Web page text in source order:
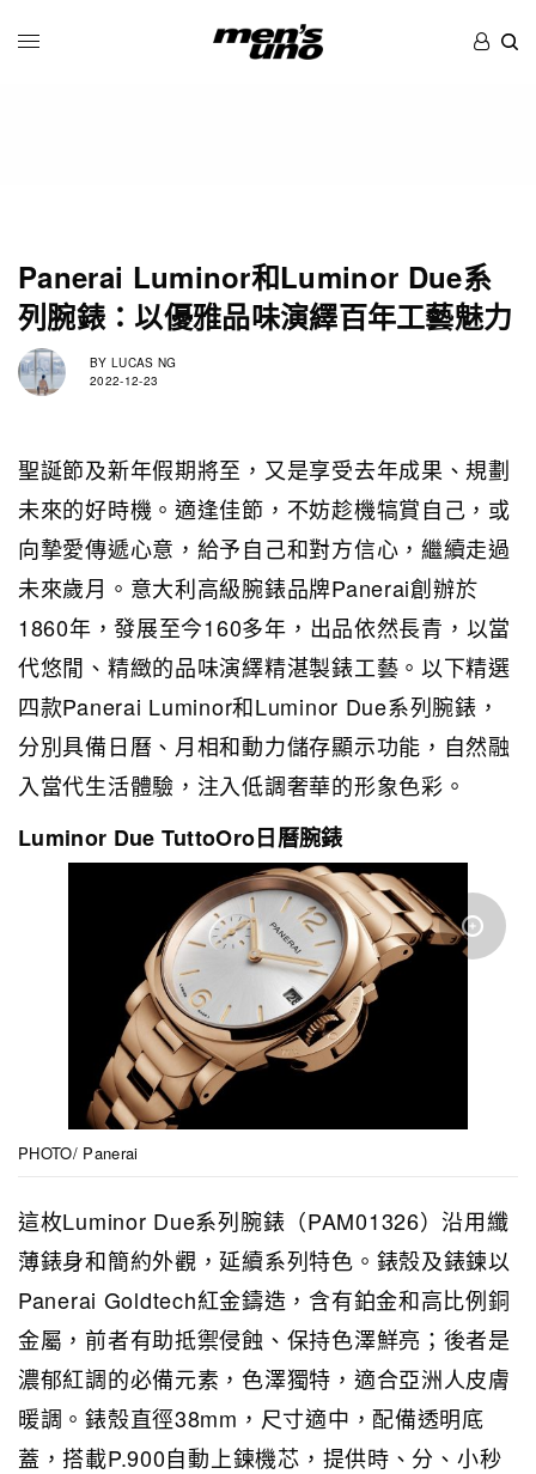
Panerai Luminor和Luminor Due系
列腕錶：以優雅品味演繹百年工藝魅力
BY LUCAS NG
2022-12-23
聖誕節及新年假期將至，又是享受去年成果、規劃
未來的好時機。適逢佳節，不妨趁機犒賞自己，或
向摯愛傳遞心意，給予自己和對方信心，繼續走過
未來歲月。意大利高級腕錶品牌Panerai創辦於
1860年，發展至今160多年，出品依然長青，以當
代悠閒、精緻的品味演繹精湛製錶工藝。以下精選
四款Panerai Luminor和Luminor Due系列腕錶，
分別具備日曆、月相和動力儲存顯示功能，自然融
入當代生活體驗，注入低調奢華的形象色彩。
Luminor Due TuttoOro日曆腕錶
PHOTO/ Panerai
這枚Luminor Due系列腕錶（PAM01326）沿用纖
薄錶身和簡約外觀，延續系列特色。錶殼及錶鍊以
Panerai Goldtech紅金鑄造，含有鉑金和高比例銅
金屬，前者有助抵禦侵蝕、保持色澤鮮亮；後者是
濃郁紅調的必備元素，色澤獨特，適合亞洲人皮膚
暖調。錶殼直徑38mm，尺寸適中，配備透明底
蓋，搭載P.900自動上鍊機芯，提供時、分、小秒